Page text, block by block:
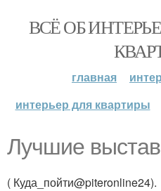
ВСЁ ОБ
главная
интерьер для квартиры
Лучшие
( Куда_пойти@piteronline24).